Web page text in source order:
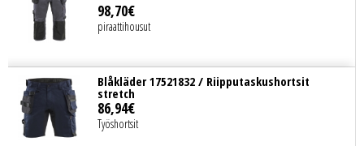
98,70€
piraattihousut
Blåkläder 17521832 / Riipputaskushortsit
stretch
86,94€
Työshortsit